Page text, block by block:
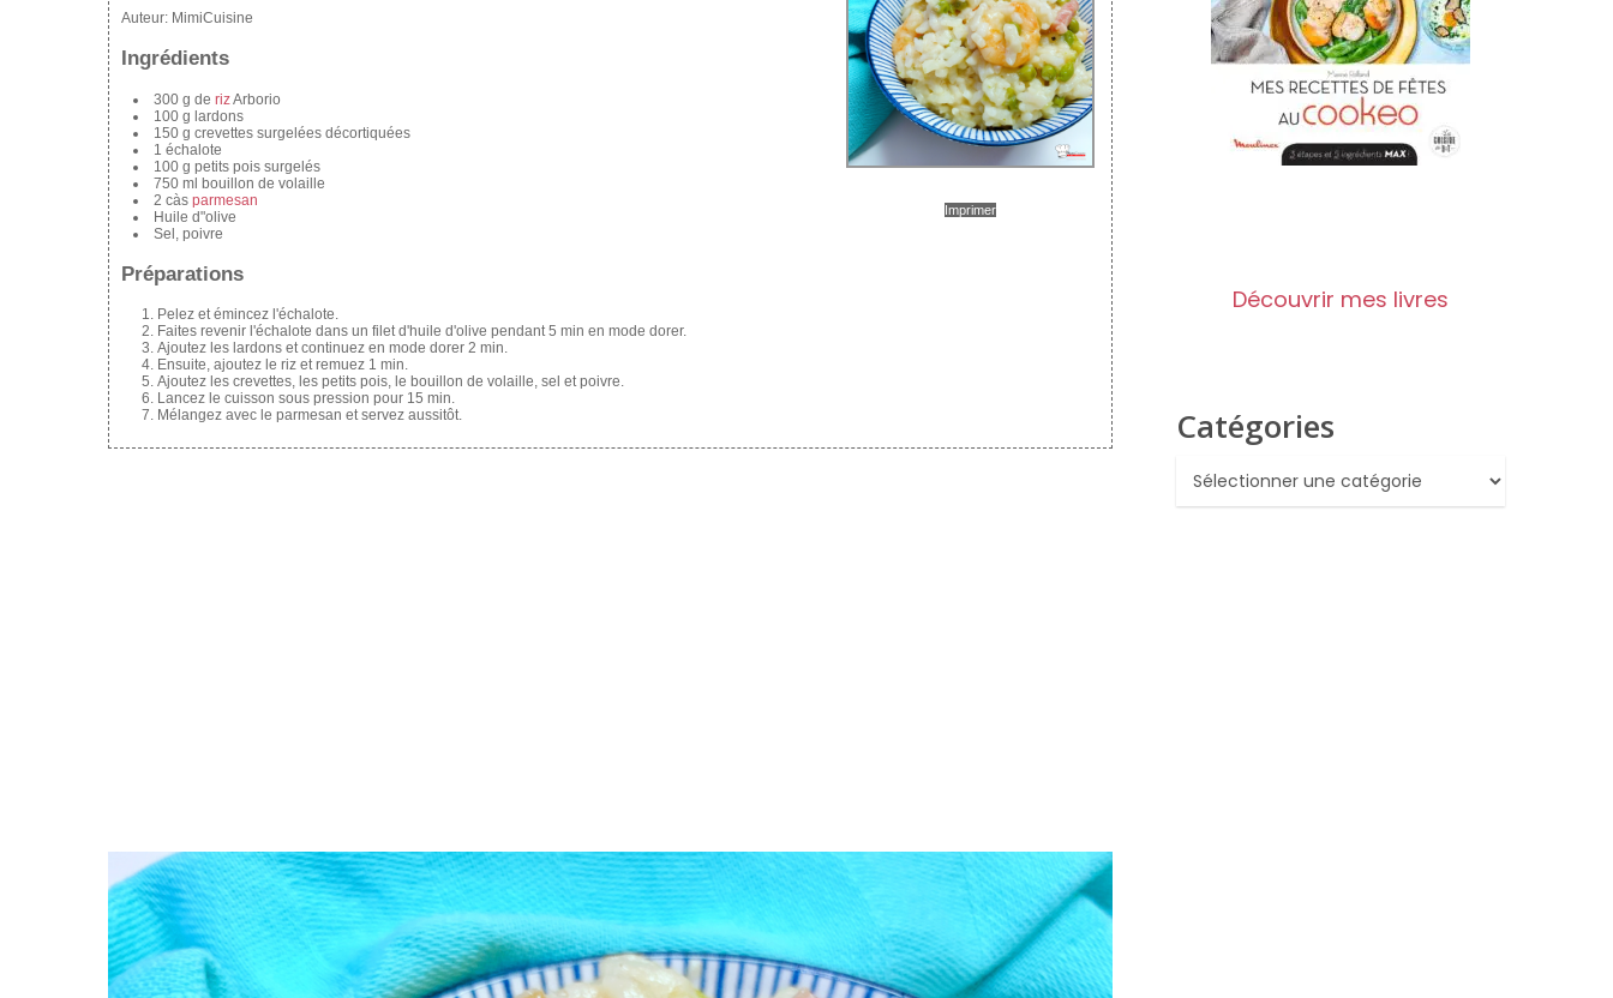
Imprimer
Auteur: MimiCuisine
Ingrédients
300 g de rizArborio
100 g lardons
150 g crevettes surgelées décortiquées
1 échalote
100 g petits pois surgelés
750 ml bouillon de volaille
2 càs parmesan
Huile d"olive
Sel, poivre
Préparations
Pelez et émincez l'échalote.
Faites revenir l'échalote dans un filet d'huile d'olive pendant 5 min en mode dorer.
Ajoutez les lardons et continuez en mode dorer 2 min.
Ensuite, ajoutez le riz et remuez 1 min.
Ajoutez les crevettes, les petits pois, le bouillon de volaille, sel et poivre.
Lancez le cuisson sous pression pour 15 min.
Mélangez avec le parmesan et servez aussitôt.
Découvrir mes livres
Catégories
Catégories